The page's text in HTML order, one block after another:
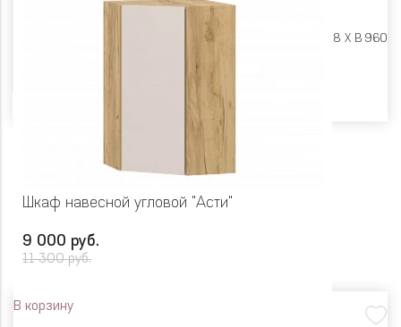
Ш 300 X Г 318 X В 960
Шкаф навесной угловой "Асти"
9 000 руб.
11 300 руб.
В корзину